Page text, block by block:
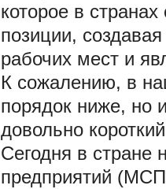
которое в
позиции,
рабочих мест и
К сожалению, в
порядок ниже, но
довольно
Сегодня в стране
предприятий